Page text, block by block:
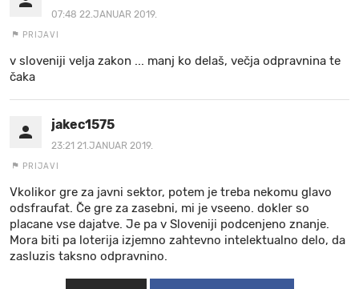
07:48 22.JANUAR 2019.
PRIJAVI
v sloveniji velja zakon ... manj ko delaš, večja odpravnina te
čaka
jakec1575
23:21 21.JANUAR 2019.
PRIJAVI
Vkolikor gre za javni sektor, potem je treba nekomu glavo
odsfraufat. Če gre za zasebni, mi je vseeno. dokler so
placane vse dajatve. Je pa v Sloveniji podcenjeno znanje.
Mora biti pa loterija izjemno zahtevno intelektualno delo, da
zasluzis taksno odpravnino.